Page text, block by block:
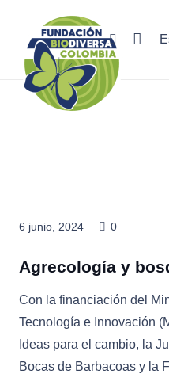
6 junio, 2024 0
Agrecología y
Con la financiación del
Tecnología e Innovación
Ideas para el cambio, la
Bocas de Barbacoas y la